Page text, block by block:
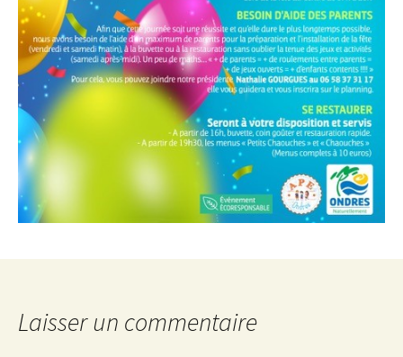
Laisser un commentaire